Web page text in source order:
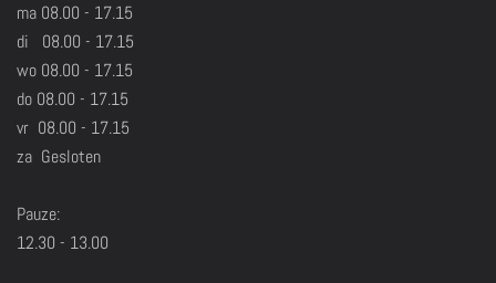
ma 08.00 - 17.15
di 08.00 - 17.15
wo 08.00 - 17.15
do 08.00 - 17.15
vr 08.00 - 17.15
za Gesloten
Pauze:
12.30 - 13.00